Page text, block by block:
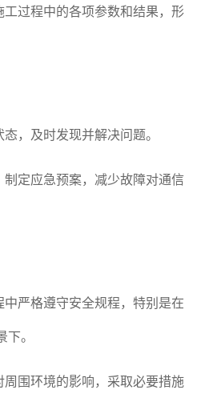
过程中的各项参数和结果，形
，及时发现并解决问题。
定应急预案，减少故障对通信
严格遵守安全规程，特别是在
。
围环境的影响，采取必要措施